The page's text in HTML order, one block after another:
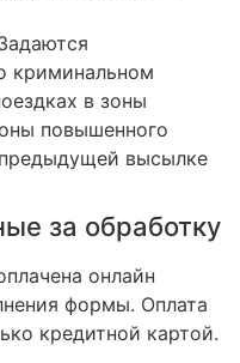
криминальном
в зоны
повышенного
высылке
за обработку
онлайн
формы. Оплата
кредитной картой.